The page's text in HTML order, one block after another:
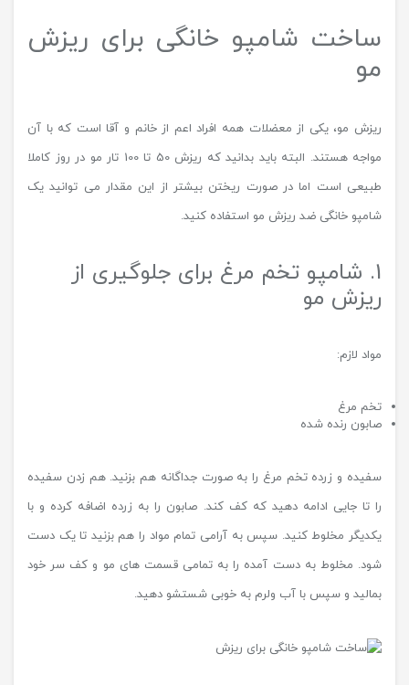
ساخت شامپو خانگی برای ریزش
مو
ریزش مو، یکی از معضلات همه افراد اعم از خانم و آقا است که با آن
مواجه هستند. البته باید بدانید که ریزش 50 تا 100 تار مو در روز کاملا
طبیعی است اما در صورت ریختن بیشتر از این مقدار می توانید یک
شامپو خانگی ضد ریزش مو استفاده کنید.
1. شامپو تخم مرغ برای جلوگیری از
ریزش مو
مواد لازم:
تخم مرغ
صابون رنده شده
سفیده و زرده تخم مرغ را به صورت جداگانه هم بزنید. هم زدن سفیده
را تا جایی ادامه دهید که کف کند. صابون را به زرده اضافه کرده و با
یکدیگر مخلوط کنید. سپس به آرامی تمام مواد را هم بزنید تا یک دست
شود. مخلوط به دست آمده را به تمامی قسمت های مو و کف سر خود
بمالید و سپس با آب ولرم به خوبی شستشو دهید.